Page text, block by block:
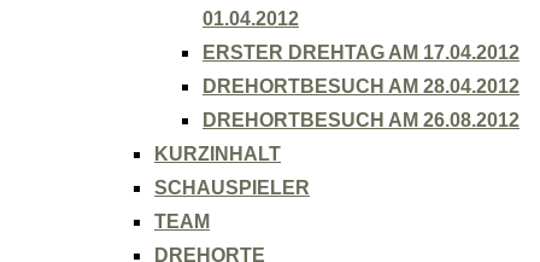
01.04.2012
ERSTER DREHTAG AM 17.04.2012
DREHORTBESUCH AM 28.04.2012
DREHORTBESUCH AM 26.08.2012
KURZINHALT
SCHAUSPIELER
TEAM
DREHORTE